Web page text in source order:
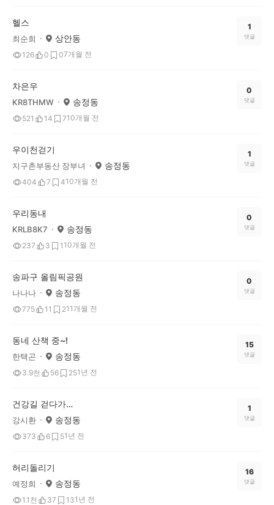
헬스
최순희 상안동
126 0 07개월 전
1
댓글
차은우
KR8THMW 송정동
521 14 710개월 전
0
댓글
우이천걷기
지구촌부동산 장부녀 송정동
404 7 410개월 전
1
댓글
우리동내
KRLB8K7 송정동
237 3 1 10개월 전
0
댓글
송파구 올림픽공원
나나나 송정동
775 11 211개월 전
0
댓글
동네 산책 중~!
한택곤 송정동
3.9천 56 251년 전
15
댓글
건강길 걷다가…
강시환 송정동
373 6 51년 전
1
댓글
허리돌리기
예정희 송정동
1.1천 37 131년 전
16
댓글